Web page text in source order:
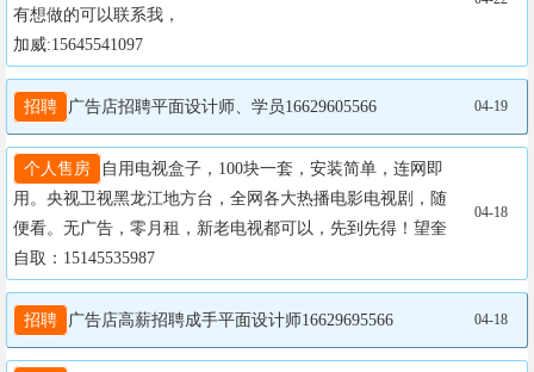
有想做的可以联系我，
加威:15645541097
招聘 广告店招聘平面设计师、学员16629605566 04-19
个人售房
自用电视盒子，100块一套，安装简单，连网即
用。央视卫视黑龙江地方台，全网各大热播电影电视剧，随
便看。无广告，零月租，新老电视都可以，先到先得！望奎
自取：15145535987
04-18
招聘 广告店高薪招聘成手平面设计师16629695566 04-18